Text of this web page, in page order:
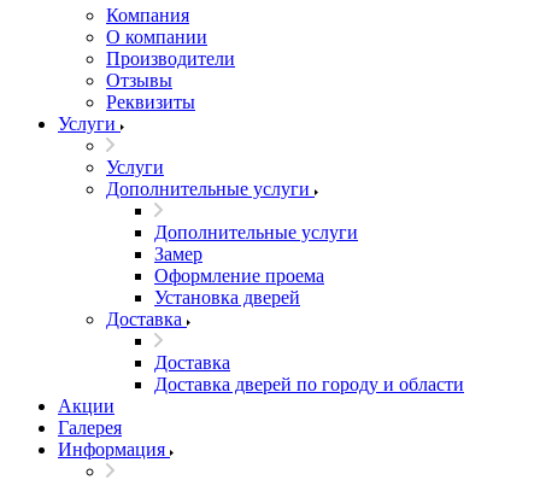
Компания
О компании
Производители
Отзывы
Реквизиты
Услуги
Услуги
Дополнительные услуги
Дополнительные услуги
Замер
Оформление проема
Установка дверей
Доставка
Доставка
Доставка дверей по городу и области
Акции
Галерея
Информация